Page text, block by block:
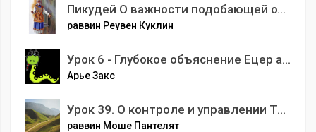
Пикудей О важности подобающей одежды.mp3
раввин Реувен Куклин
Урок 6 - Глубокое объяснение Ецер аРа, методы работы с ним
Арье Закс
Урок 39. О контроле и управлении Творца. Общее описание провидения Творца
раввин Моше Пантелят